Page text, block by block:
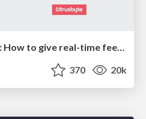
Building Better People: How to give real-time feedback that sticks.
370 20k